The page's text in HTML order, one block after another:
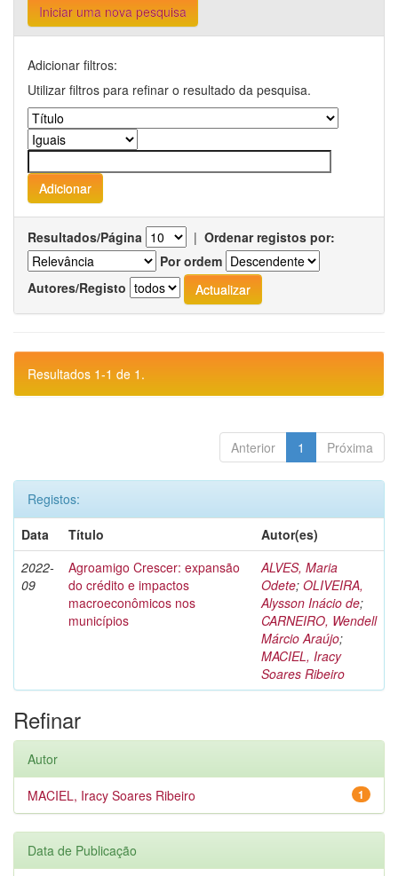
Iniciar uma nova pesquisa
Adicionar filtros:
Utilizar filtros para refinar o resultado da pesquisa.
Resultados/Página | Ordenar registos por:
Por ordem
Autores/Registo
Resultados 1-1 de 1.
Anterior 1 Próxima
Registos:
Data
Título
Autor(es)
2022-
09
Agroamigo Crescer: expansão
do crédito e impactos
macroeconômicos nos
municípios
ALVES, Maria
Odete; OLIVEIRA,
Alysson Inácio de;
CARNEIRO, Wendell
Márcio Araújo;
MACIEL, Iracy
Soares Ribeiro
Refinar
Autor
1
MACIEL, Iracy Soares Ribeiro
Data de Publicação